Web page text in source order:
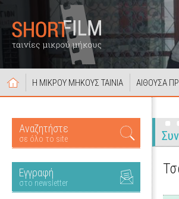
Η ΜΙΚΡΟΥ ΜΗΚΟΥΣ ΤΑΙΝΙΑ ΑΙΘΟΥΣΑ
Αναζητήστε
σε όλο το site
Εγγραφή
στο newsletter